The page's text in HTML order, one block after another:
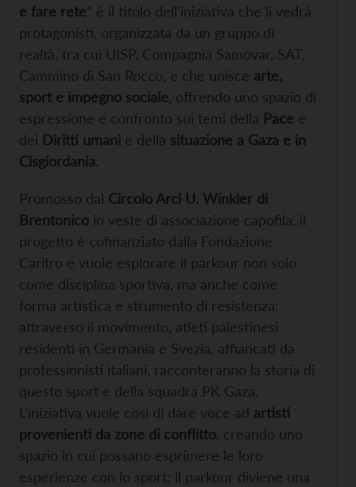
e fare rete” è il titolo dell’iniziativa che li vedrà
protagonisti, organizzata da un gruppo di
realtà, tra cui UISP, Compagnia Samovar, SAT,
Cammino di San Rocco, e che unisce arte,
sport e impegno sociale , offrendo uno spazio di
espressione e confronto sui temi della Pace e
dei Diritti umani e della situazione a Gaza e in
Cisgiordania.
Promosso dal Circolo Arci U. Winkler di
Brentonico in veste di associazione capofila, il
progetto è cofinanziato dalla Fondazione
Caritro e vuole esplorare il parkour non solo
come disciplina sportiva, ma anche come
forma artistica e strumento di resistenza:
attraverso il movimento, atleti palestinesi
residenti in Germania e Svezia, affiancati da
professionisti italiani, racconteranno la storia di
questo sport e della squadra PK Gaza.
L’iniziativa vuole così di dare voce ad artisti
provenienti da zone di conflitto , creando uno
spazio in cui possano esprimere le loro
esperienze con lo sport: il parkour diviene una